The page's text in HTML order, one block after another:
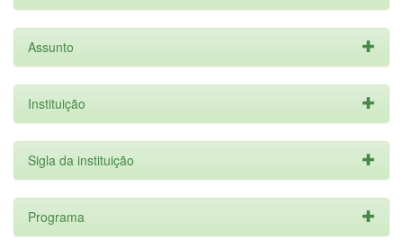
Assunto
Instituição
Sigla da instituição
Programa